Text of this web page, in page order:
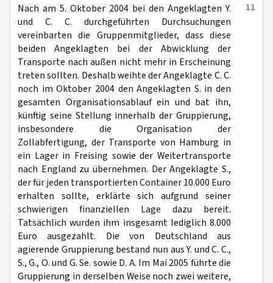
11
Nach am 5. Oktober 2004 bei den Angeklagten Y.
und C. C. durchgeführten Durchsuchungen
vereinbarten die Gruppenmitglieder, dass diese
beiden Angeklagten bei der Abwicklung der
Transporte nach außen nicht mehr in Erscheinung
treten sollten. Deshalb weihte der Angeklagte C. C.
noch im Oktober 2004 den Angeklagten S. in den
gesamten Organisationsablauf ein und bat ihn,
künftig seine Stellung innerhalb der Gruppierung,
insbesondere die Organisation der
Zollabfertigung, der Transporte von Hamburg in
ein Lager in Freising sowie der Weitertransporte
nach England zu übernehmen. Der Angeklagte S.,
der für jeden transportierten Container 10.000 Euro
erhalten sollte, erklärte sich aufgrund seiner
schwierigen finanziellen Lage dazu bereit.
Tatsächlich wurden ihm insgesamt lediglich 8.000
Euro ausgezahlt. Die von Deutschland aus
agierende Gruppierung bestand nun aus Y. und C. C.,
S., G., O. und G. Se. sowie D. A. Im Mai 2005 führte die
Gruppierung in derselben Weise noch zwei weitere,